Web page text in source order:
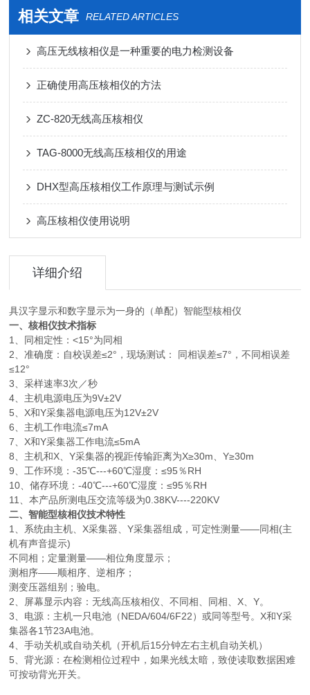
相关文章 RELATED ARTICLES
高压无线核相仪是一种重要的电力检测设备
正确使用高压核相仪的方法
ZC-820无线高压核相仪
TAG-8000无线高压核相仪的用途
DHX型高压核相仪工作原理与测试示例
高压核相仪使用说明
详细介绍
具汉字显示和数字显示为一身的（单配）智能型核相仪
一、核相仪技术指标
1、同相定性：<15°为同相
2、准确度：自校误差≤2°，现场测试： 同相误差≤7°，不同相误差
≤12°
3、采样速率3次／秒
4、主机电源电压为9V±2V
5、X和Y采集器电源电压为12V±2V
6、主机工作电流≤7mA
7、X和Y采集器工作电流≤5mA
8、主机和X、Y采集器的视距传输距离为X≥30m、Y≥30m
9、工作环境：-35℃---+60℃湿度：≤95％RH
10、储存环境：-40℃---+60℃湿度：≤95％RH
11、本产品所测电压交流等级为0.38KV----220KV
二、智能型核相仪技术特性
1、系统由主机、X采集器、Y采集器组成，可定性测量——同相(主
机有声音提示)
不同相；定量测量——相位角度显示；
测相序——顺相序、逆相序；
测变压器组别；验电。
2、屏幕显示内容：无线高压核相仪、不同相、同相、X、Y。
3、电源：主机一只电池（NEDA/604/6F22）或同等型号。X和Y采
集器各1节23A电池。
4、手动关机或自动关机（开机后15分钟左右主机自动关机）
5、背光源：在检测相位过程中，如果光线太暗，致使读取数据困难
可按动背光开关。